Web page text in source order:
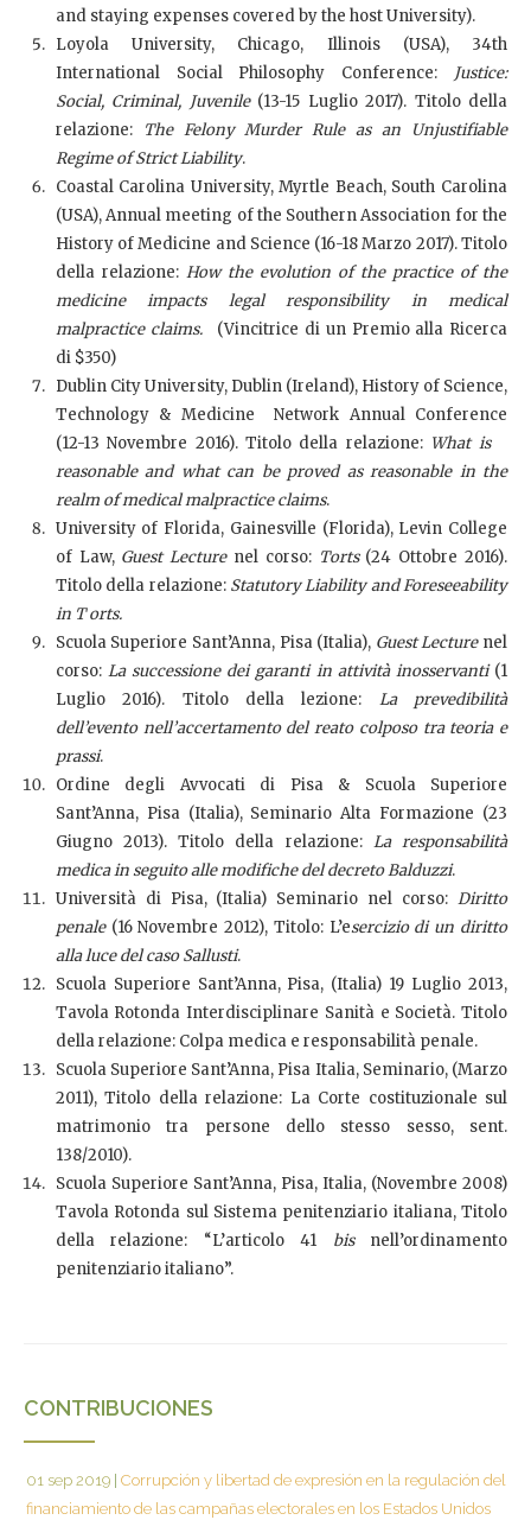
and staying expenses covered by the host University).
Loyola University, Chicago, Illinois (USA), 34th
International Social Philosophy Conference: Justice:
Social, Criminal, Juvenile (13-15 Luglio 2017). Titolo della
relazione:
The Felony Murder Rule as an Unjustifiable
Regime of Strict Liability.
Coastal Carolina University, Myrtle Beach, South Carolina
(USA), Annual meeting of the Southern Association for the
History of Medicine and Science (16-18 Marzo 2017). Titolo
della relazione: How the evolution of the practice of the
medicine impacts legal responsibility in medical
malpractice claims.
(Vincitrice di un Premio alla Ricerca
di $350)
Dublin City University, Dublin (Ireland), History of Science,
Technology & Medicine Network Annual Conference
(12-13 Novembre 2016). Titolo della relazione: What is
reasonable and what can be proved as reasonable in the
realm of medical malpractice claims.
University of Florida, Gainesville (Florida), Levin College
of Law, Guest Lecture nel corso: Torts (24 Ottobre 2016).
Titolo della relazione: Statutory Liability and Foreseeability
in T orts.
Scuola Superiore Sant’Anna, Pisa (Italia), Guest Lecture nel
corso: La successione dei garanti in attività inosservanti (1
Luglio 2016). Titolo della lezione: La prevedibilità
dell’evento nell’accertamento del reato colposo tra teoria e
prassi.
Ordine degli Avvocati di Pisa & Scuola Superiore
Sant’Anna, Pisa (Italia), Seminario Alta Formazione (23
Giugno 2013). Titolo della relazione: La responsabilità
medica in seguito alle modifiche del decreto Balduzzi.
Università di Pisa, (Italia) Seminario nel corso: Diritto
penale (16 Novembre 2012), Titolo: L’esercizio di un diritto
alla luce del caso Sallusti.
Scuola Superiore Sant’Anna, Pisa, (Italia) 19 Luglio 2013,
Tavola Rotonda Interdisciplinare Sanità e Società. Titolo
della relazione: Colpa medica e responsabilità penale.
Scuola Superiore Sant’Anna, Pisa Italia, Seminario, (Marzo
2011), Titolo della relazione: La Corte costituzionale sul
matrimonio tra persone dello stesso sesso, sent.
138/2010).
Scuola Superiore Sant’Anna, Pisa, Italia, (Novembre 2008)
Tavola Rotonda sul Sistema penitenziario italiana, Titolo
della relazione: “L’articolo 41 bis nell’ordinamento
penitenziario italiano”.
CONTRIBUCIONES
01 sep 2019 Corrupción y libertad de expresión en la regulación del
financiamiento de las campañas electorales en los Estados Unidos